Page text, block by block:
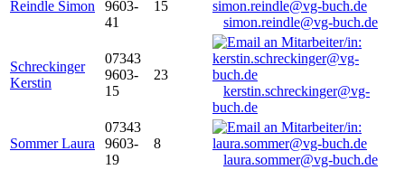
Reindle Simon
9603-
41
15
simon.reindle@vg-buch.de
Schreckinger
Kerstin
07343
9603-
15
23
kerstin.schreckinger@vg-
buch.de
Sommer Laura
07343
9603-
19
8
laura.sommer@vg-buch.de